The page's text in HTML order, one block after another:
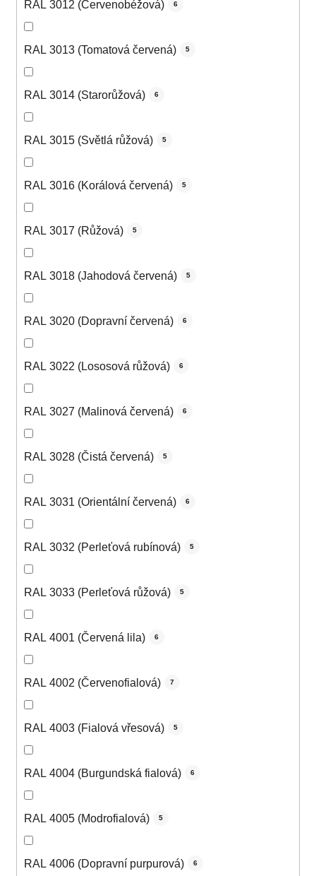
RAL 3012 (Červenobéžová) 6
RAL 3013 (Tomatová červená) 5
RAL 3014 (Starorůžová) 6
RAL 3015 (Světlá růžová) 5
RAL 3016 (Korálová červená) 5
RAL 3017 (Růžová) 5
RAL 3018 (Jahodová červená) 5
RAL 3020 (Dopravní červená) 6
RAL 3022 (Lososová růžová) 6
RAL 3027 (Malinová červená) 6
RAL 3028 (Čistá červená) 5
RAL 3031 (Orientální červená) 6
RAL 3032 (Perleťová rubínová) 5
RAL 3033 (Perleťová růžová) 5
RAL 4001 (Červená lila) 6
RAL 4002 (Červenofialová) 7
RAL 4003 (Fialová vřesová) 5
RAL 4004 (Burgundská fialová) 6
RAL 4005 (Modrofialová) 5
RAL 4006 (Dopravní purpurová) 6